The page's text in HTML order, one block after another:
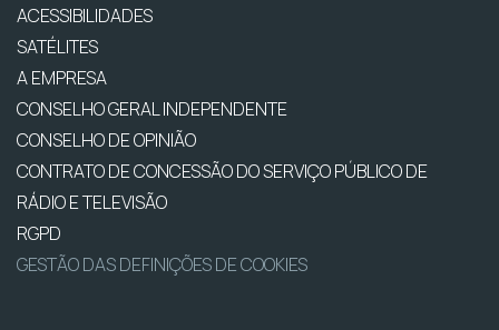
ACESSIBILIDADES
SATÉLITES
A EMPRESA
CONSELHO GERAL INDEPENDENTE
CONSELHO DE OPINIÃO
CONTRATO DE CONCESSÃO DO SERVIÇO PÚBLICO DE
RÁDIO E TELEVISÃO
RGPD
GESTÃO DAS DEFINIÇÕES DE COOKIES